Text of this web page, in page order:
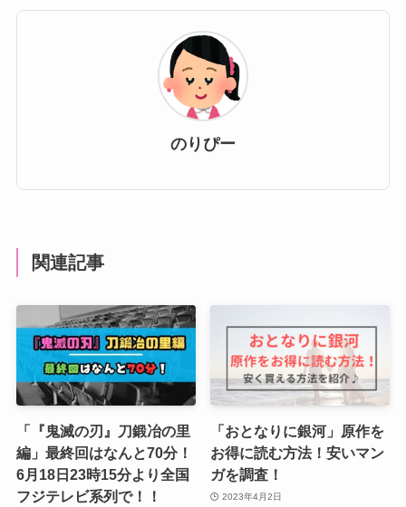
のりぴー
関連記事
「『鬼滅の刃』刀鍛冶の里
編」最終回はなんと70分！
6月18日23時15分より全国
フジテレビ系列で！！
「おとなりに銀河」原作を
お得に読む方法！安いマン
ガを調査！
2023年4月2日